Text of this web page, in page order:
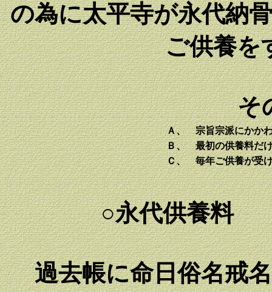
の為に太平寺が永代納
ご供養を
そ
Ａ、 宗旨宗派にかか
Ｂ、 最初の供養料だ
Ｃ、 毎年ご供養が受
○永代供養
過去帳に命日俗名戒名